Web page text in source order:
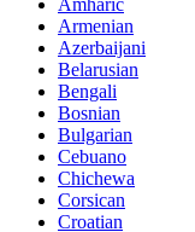
Armenian
Azerbaijani
Belarusian
Bengali
Bosnian
Bulgarian
Cebuano
Chichewa
Corsican
Croatian